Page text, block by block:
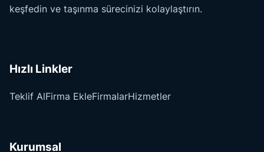
keşfedin ve taşınma sürecinizi kolaylaştırın.
Hızlı Linkler
Teklif AlFirma EkleFirmalarHizmetler
Kurumsal